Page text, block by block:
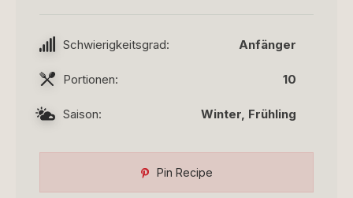
Schwierigkeitsgrad: Anfänger
Portionen: 10
Saison: Winter, Frühling
Pin Recipe